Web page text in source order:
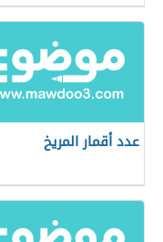
عدد أقمار المريخ